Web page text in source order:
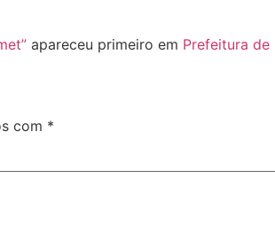
apareceu primeiro em Prefeitura de
com *